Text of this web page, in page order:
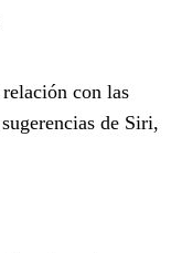
con las
de Siri,